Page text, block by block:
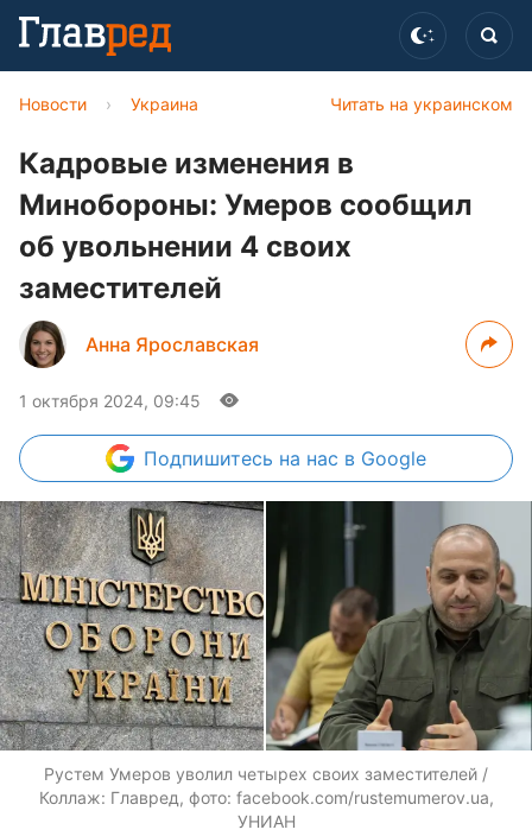
Читать на украинском
Новости › Украина
Кадровые изменения в
Минобороны: Умеров сообщил
об увольнении 4 своих
заместителей
Анна Ярославская
1 октября 2024, 09:45
Подпишитесь на нас в Google
Рустем Умеров уволил четырех своих заместителей /
Коллаж: Главред, фото: facebook.com/rustemumerov.ua,
УНИАН